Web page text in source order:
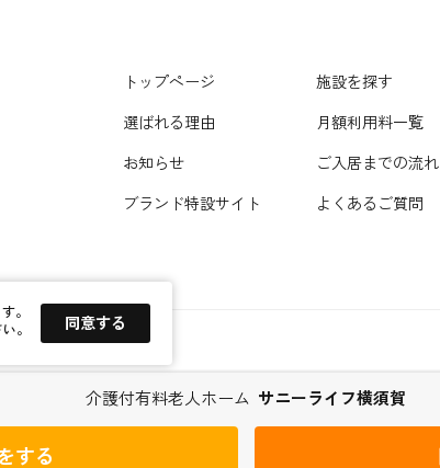
介護付有料老人ホーム サニーライフ横須賀
する
トップページ
選ばれる理由
お知らせ
ブランド特設サイト
施設を探す
月額利用料一覧
ご入居までの流れ
よくあるご質問
。
。
同意する